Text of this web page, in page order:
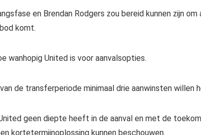
en Brendan Rodgers zou bereid kunnen zijn
komt.
wanhopig United is voor aanvalsopties.
de transferperiode minimaal drie aanwinsten willen
geen diepte heeft in de aanval en met de
kortetermijnoplossing kunnen beschouwen.